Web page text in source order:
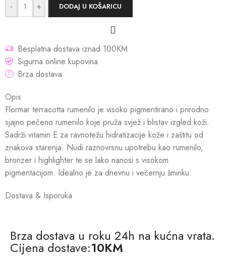
- + DODAJ U KOŠARICU
Besplatna dostava iznad 100KM
Sigurna online kupovina
Brza dostava
Opis
Flormar terracotta rumenilo je visoko pigmentirano i prirodno
sjajno pečeno rumenilo koje pruža svjež i blistav izgled koži.
Sadrži vitamin E za ravnotežu hidratizacije kože i zaštitu od
znakova starenja. Nudi raznovrsnu upotrebu kao rumenilo,
bronzer i highlighter te se lako nanosi s visokom
pigmentacijom. Idealno je za dnevnu i večernju šminku.
Dostava & Isporuka
Brza dostava u roku 24h na kućna vrata.
Cijena dostave:10KM